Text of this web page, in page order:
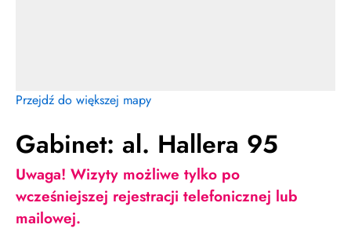
Przejdź do większej mapy
Gabinet: al. Hallera 95
Uwaga! Wizyty możliwe tylko po
wcześniejszej rejestracji telefonicznej lub
mailowej.